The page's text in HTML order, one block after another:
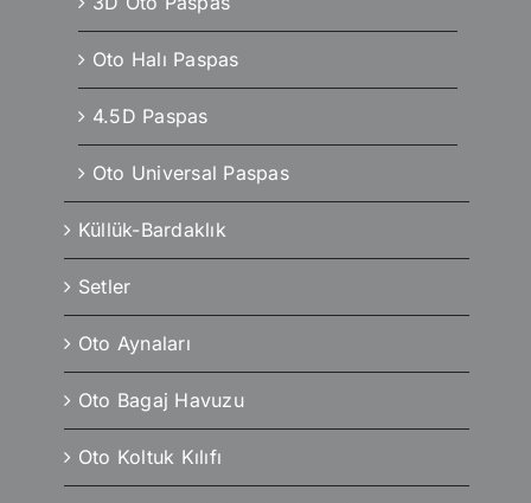
Oto Halı Paspas
4.5D Paspas
Oto Universal Paspas
Küllük-Bardaklık
Setler
Oto Aynaları
Oto Bagaj Havuzu
Oto Koltuk Kılıfı